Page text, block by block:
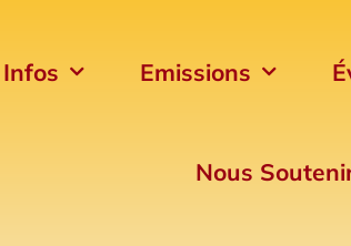
Infos Emissions
Nous